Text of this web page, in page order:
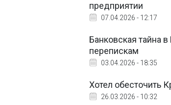
предприятии
07.04.2026 - 12:17
Банковская тайна
перепискам
03.04.2026 - 18:35
Хотел обесточить
26.03.2026 - 10:32